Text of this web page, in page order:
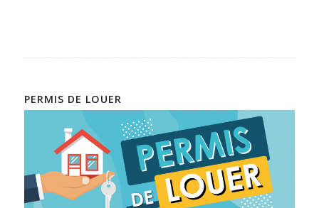
PERMIS DE LOUER